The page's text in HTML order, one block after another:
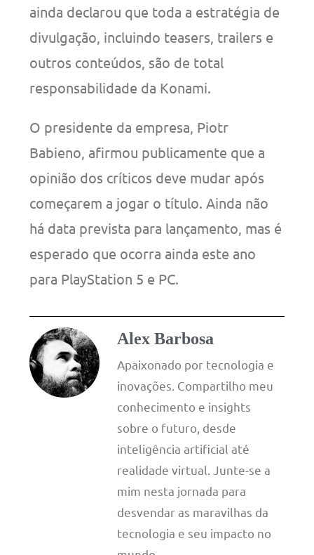
ainda declarou que toda a estratégia de
divulgação, incluindo teasers, trailers e
outros conteúdos, são de total
responsabilidade da Konami.
O presidente da empresa, Piotr
Babieno, afirmou publicamente que a
opinião dos críticos deve mudar após
começarem a jogar o título. Ainda não
há data prevista para lançamento, mas é
esperado que ocorra ainda este ano
para PlayStation 5 e PC.
Alex Barbosa
Apaixonado por tecnologia e
inovações. Compartilho meu
conhecimento e insights
sobre o futuro, desde
inteligência artificial até
realidade virtual. Junte-se a
mim nesta jornada para
desvendar as maravilhas da
tecnologia e seu impacto no